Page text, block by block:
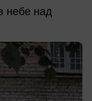
небе над